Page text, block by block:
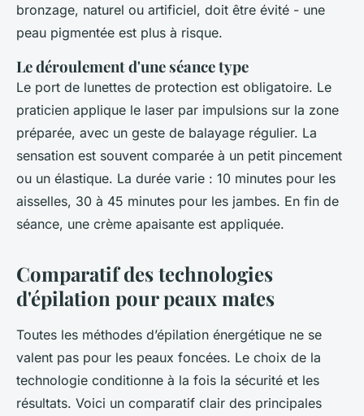
bronzage, naturel ou artificiel, doit être évité - une
peau pigmentée est plus à risque.
Le déroulement d'une séance type
Le port de lunettes de protection est obligatoire. Le
praticien applique le laser par impulsions sur la zone
préparée, avec un geste de balayage régulier. La
sensation est souvent comparée à un petit pincement
ou un élastique. La durée varie : 10 minutes pour les
aisselles, 30 à 45 minutes pour les jambes. En fin de
séance, une crème apaisante est appliquée.
Comparatif des technologies
d'épilation pour peaux mates
Toutes les méthodes d’épilation énergétique ne se
valent pas pour les peaux foncées. Le choix de la
technologie conditionne à la fois la sécurité et les
résultats. Voici un comparatif clair des principales